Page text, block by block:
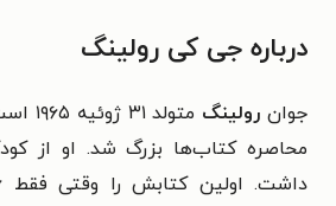
درباره جی کی رولینگ
جوان رولینگ
محاصره کتاب‌ها بزرگ شد. او از